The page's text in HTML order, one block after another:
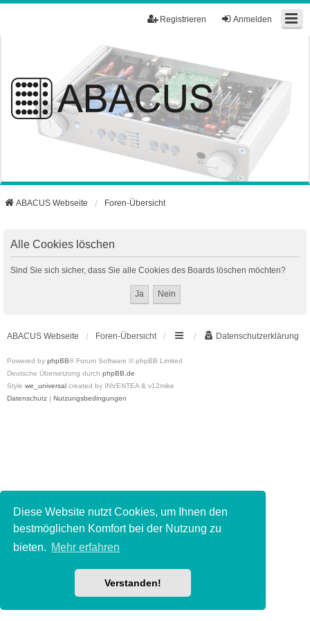
Diese Website nutzt Cookies, um Ihnen den
bestmöglichen Komfort bei der Nutzung zu
bieten. Mehr erfahren
Verstanden!
Anmelden
Registrieren
ABACUS Webseite Foren-Übersicht
Alle Cookies löschen
Sind Sie sich sicher, dass Sie alle Cookies des Boards löschen möchten?
ABACUS Webseite Foren-Übersicht Datenschutzerklärung
Powered by phpBB® Forum Software © phpBB Limited
Deutsche Übersetzung durch phpBB.de
Style we_universal created by INVENTEA & v12mike
Datenschutz | Nutzungsbedingungen